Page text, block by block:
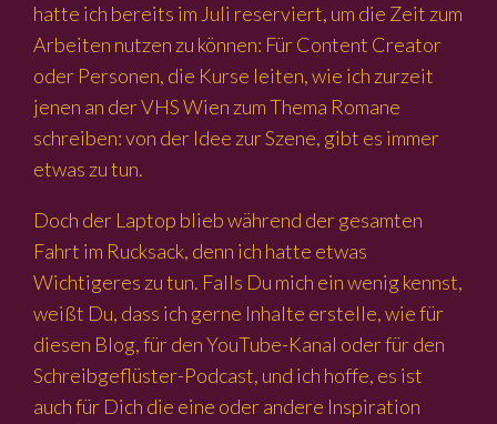
hatte ich bereits im Juli reserviert, um die Zeit zum
Arbeiten nutzen zu können: Für Content Creator
oder Personen, die Kurse leiten, wie ich zurzeit
jenen an der VHS Wien zum Thema Romane
schreiben: von der Idee zur Szene, gibt es immer
etwas zu tun.
Doch der Laptop blieb während der gesamten
Fahrt im Rucksack, denn ich hatte etwas
Wichtigeres zu tun. Falls Du mich ein wenig kennst,
weißt Du, dass ich gerne Inhalte erstelle, wie für
diesen Blog, für den YouTube-Kanal oder für den
Schreibgeflüster-Podcast, und ich hoffe, es ist
auch für Dich die eine oder andere Inspiration